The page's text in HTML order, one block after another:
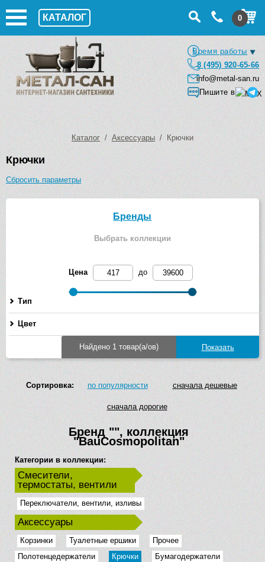
КАТАЛОГ 0
Время работы
8 (495) 920-65-66
info@metal-san.ru
Пишите в
Каталог / Аксессуары / Крючки
Крючки
Сбросить параметры
Бренды
Выбрать коллекции
Цена до
Тип
Цвет
Найдено 1 товар(а/ов)
Сортировка: по популярности сначала дешевые
сначала дорогие
Бренд "", коллекция
"BauCosmopolitan"
Категории в коллекции:
Смесители,
термостаты, вентили
Переключатели, вентили, изливы
Аксессуары
Корзинки Туалетные ершики
Прочее
Полотенцедержатели
Крючки Бумагодержатели